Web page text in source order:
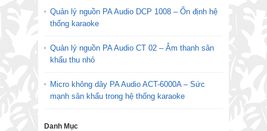
Quản lý nguồn PA Audio DCP 1008 – Ổn định hệ
thống karaoke
Quản lý nguồn PA Audio CT 02 – Âm thanh sân
khấu thu nhỏ
Micro không dây PA Audio ACT-6000A – Sức
mạnh sân khấu trong hệ thống karaoke
Danh Mục